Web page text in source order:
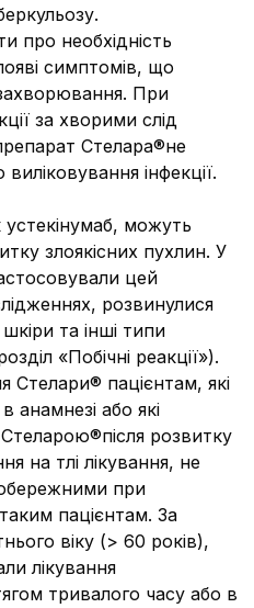
про необхідність
симптомів, що
При
за хворими слід
Стелара®не
інфекції.
устекінумаб, можуть
злоякісних пухлин. У
цей
розвинулися
та інші типи
«Побічні реакції»).
Стелари® пацієнтам, які
анамнезі або які
розвитку
на тлі лікування, не
при
пацієнтам. За
віку (> 60 років),
лікування
тривалого часу або в